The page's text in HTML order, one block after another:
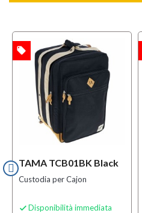
TAMA TCB01BK Black
Custodia per Cajon
 Disponibilità immediata
local_offer OFFERTA